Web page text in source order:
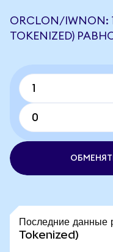
ORCLON/IWNON:
TOKENIZED)
Последние
Tokenized)